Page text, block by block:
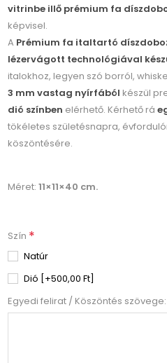
vitrinbe illő prémium fa
képvisel.
A Prémium fa italtartó
lézervágott technológiával
italokhoz, legyen szó borról,
3 mm vastag nyírfából készül
dió színben elérhető. Kérhető rá
tökéletes születésnapra,
köszöntésére.
Méret:11×11×40 cm.
Szín *
Natúr
Dió [+500,00 Ft]
Egyedi felirat / Köszöntés szövege: